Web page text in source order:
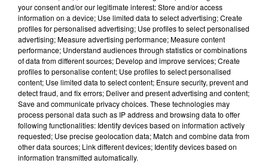
technique …
Suivi technique des sinistres multirisques
courants
Planifier, coordonner et assurer le suivi et le
contrôle des travaux d’entretien du patrimoine, de
remise en état ou de sécurisation des logements
Réaliser les états des lieux dans les logements,
Relation avec les locataires: réaliser les états des
lieux d’entrée et sortie, gérer et traiter les diverses
sollicitations des locataires
your consent and/or our legitimate interest: Store and/or access
information on a device; Use limited data to select advertising; Create
profiles for personalised advertising; Use profiles to select personalised
advertising; Measure advertising performance; Measure content
performance; Understand audiences through statistics or combinations
of data from different sources; Develop and improve services; Create
profiles to personalise content; Use profiles to select personalised
content; Use limited data to select content; Ensure security, prevent and
detect fraud, and fix errors; Deliver and present advertising and content;
Save and communicate privacy choices. These technologies may
process personal data such as IP address and browsing data to offer
following functionalities: Identify devices based on information actively
requested; Use precise geolocation data; Match and combine data from
other data sources; Link different devices; Identify devices based on
information transmitted automatically.